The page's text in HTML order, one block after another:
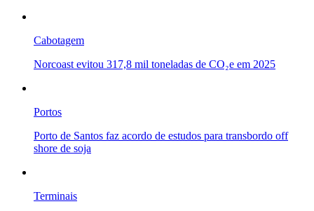
Cabotagem
Norcoast evitou 317,8 mil toneladas de CO₂e em 2025
Portos
Porto de Santos faz acordo de estudos para transbordo off
shore de soja
Terminais